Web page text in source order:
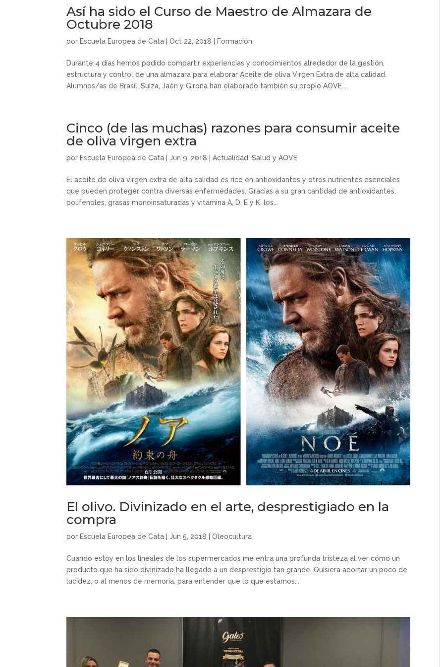
Así ha sido el Curso de Maestro de Almazara de
Octubre 2018
por Escuela Europea de Cata |Oct 22, 2018 Formación
Durante 4 días hemos podido compartir experiencias y conocimientos alrededor de la gestión,
estructura y control de una almazara para elaborar Aceite de oliva Virgen Extra de alta calidad.
Alumnos/as de Brasil, Suiza, Jaén y Girona han elaborado también su propio AOVE...
Cinco (de las muchas) razones para consumir aceite
de oliva virgen extra
por Escuela Europea de Cata |Jun 9, 2018 |Actualidad ,Salud y AOVE
El aceite de oliva virgen extra de alta calidad es rico en antioxidantes y otros nutrientes esenciales
que pueden proteger contra diversas enfermedades. Gracias a su gran cantidad de antioxidantes,
polifenoles, grasas monoinsaturadas y vitamina A, D, E y K, los...
El olivo. Divinizado en el arte, desprestigiado en la
compra
por Escuela Europea de Cata |Jun 5, 2018 |Oleocultura
Cuando estoy en los lineales de los supermercados me entra una profunda tristeza al ver cómo un
producto que ha sido divinizado ha llegado a un desprestigio tan grande. Quisiera aportar un poco de
lucidez, o al menos de memoria, para entender que lo que estamos...